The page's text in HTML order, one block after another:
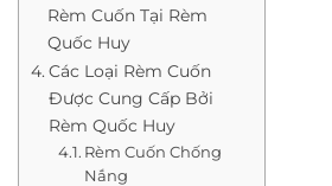
Rèm Cuốn Tại Rèm
Quốc Huy
Các Loại Rèm Cuốn
Được Cung Cấp Bởi
Rèm Quốc Huy
Rèm Cuốn Chống
Nắng